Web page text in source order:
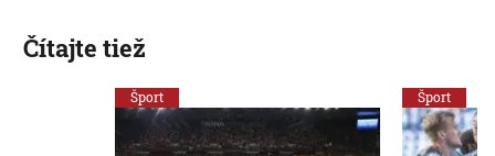
Čítajte tiež
Šport Šport